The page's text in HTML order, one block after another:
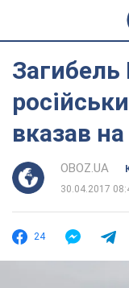
вказав
OBOZ.UA
30.04.2017
24